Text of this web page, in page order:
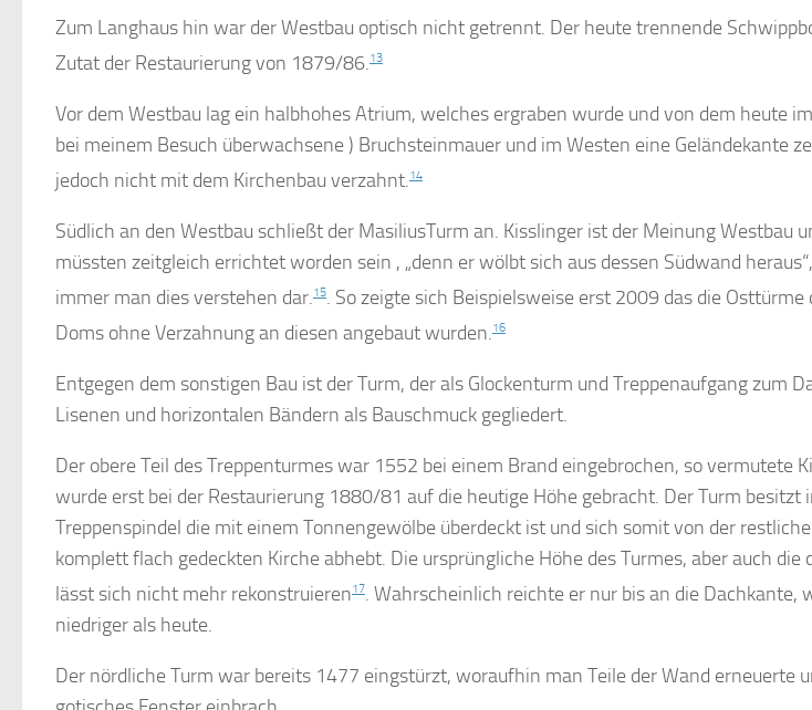
Zum Langhaus hin war der Westbau optisch nicht getrennt. Der heute trennende
Zutat der Restaurierung von 1879/86.13
Vor dem Westbau lag ein halbhohes Atrium, welches ergraben wurde und von dem heute
bei meinem Besuch überwachsene ) Bruchsteinmauer und im Westen eine Geländekante
jedoch nicht mit dem Kirchenbau verzahnt.14
Südlich an den Westbau schließt der MasiliusTurm an. Kisslinger ist der Meinung Westbau
müssten zeitgleich errichtet worden sein , „denn er wölbt sich aus dessen Südwand
immer man dies verstehen dar.15. So zeigte sich Beispielsweise erst 2009 das die Osttürme
Doms ohne Verzahnung an diesen angebaut wurden.16
Entgegen dem sonstigen Bau ist der Turm, der als Glockenturm und Treppenaufgang zum
Lisenen und horizontalen Bändern als Bauschmuck gegliedert.
Der obere Teil des Treppenturmes war 1552 bei einem Brand eingebrochen, so vermutete
wurde erst bei der Restaurierung 1880/81 auf die heutige Höhe gebracht. Der Turm besitzt
Treppenspindel die mit einem Tonnengewölbe überdeckt ist und sich somit von der
komplett flach gedeckten Kirche abhebt. Die ursprüngliche Höhe des Turmes, aber auch die
lässt sich nicht mehr rekonstruieren17. Wahrscheinlich reichte er nur bis an die Dachkante,
niedriger als heute.
Der nördliche Turm war bereits 1477 eingstürzt, woraufhin man Teile der Wand erneuerte